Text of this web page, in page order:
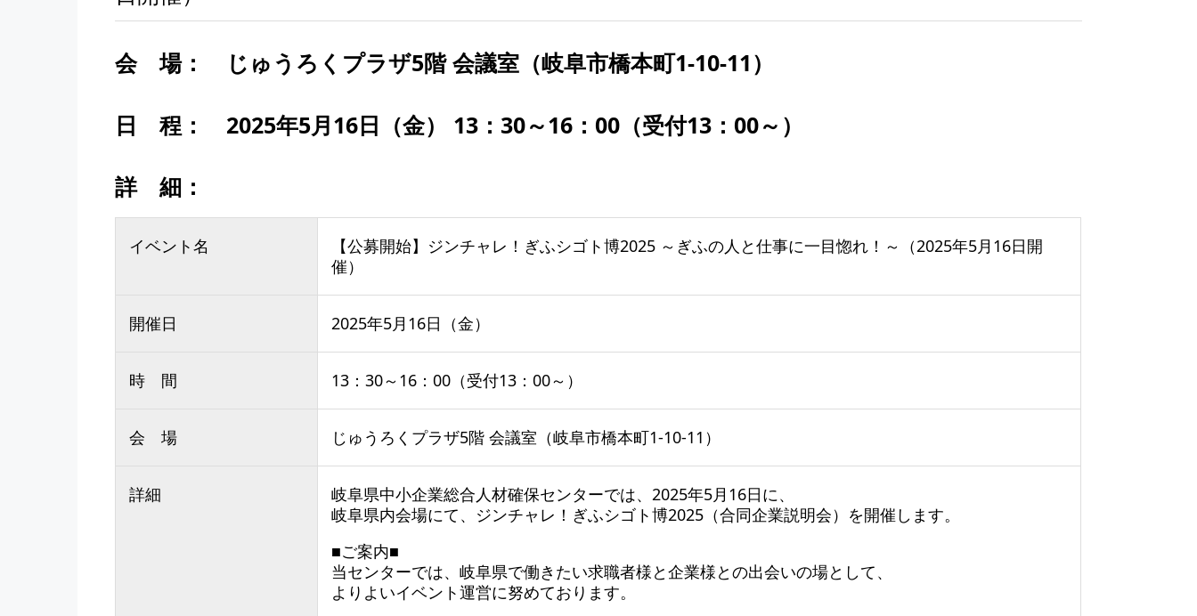
会 場： じゅうろくプラザ5階 会議室（岐阜市橋本町1-10-11）
日 程： 2025年5月16日（金） 13：30～16：00（受付13：00～）
詳 細：
イベント名
【公募開始】ジンチャレ！ぎふシゴト博2025 ～ぎふの人と仕事に一目惚れ！～（2025年5月16日開
催）
開催日 2025年5月16日（金）
時 間 13：30～16：00（受付13：00～）
会 場 じゅうろくプラザ5階 会議室（岐阜市橋本町1-10-11）
詳細
岐阜県中小企業総合人材確保センターでは、2025年5月16日に、
岐阜県内会場にて、ジンチャレ！ぎふシゴト博2025（合同企業説明会）を開催します。
■ご案内■
当センターでは、岐阜県で働きたい求職者様と企業様との出会いの場として、
よりよいイベント運営に努めております。